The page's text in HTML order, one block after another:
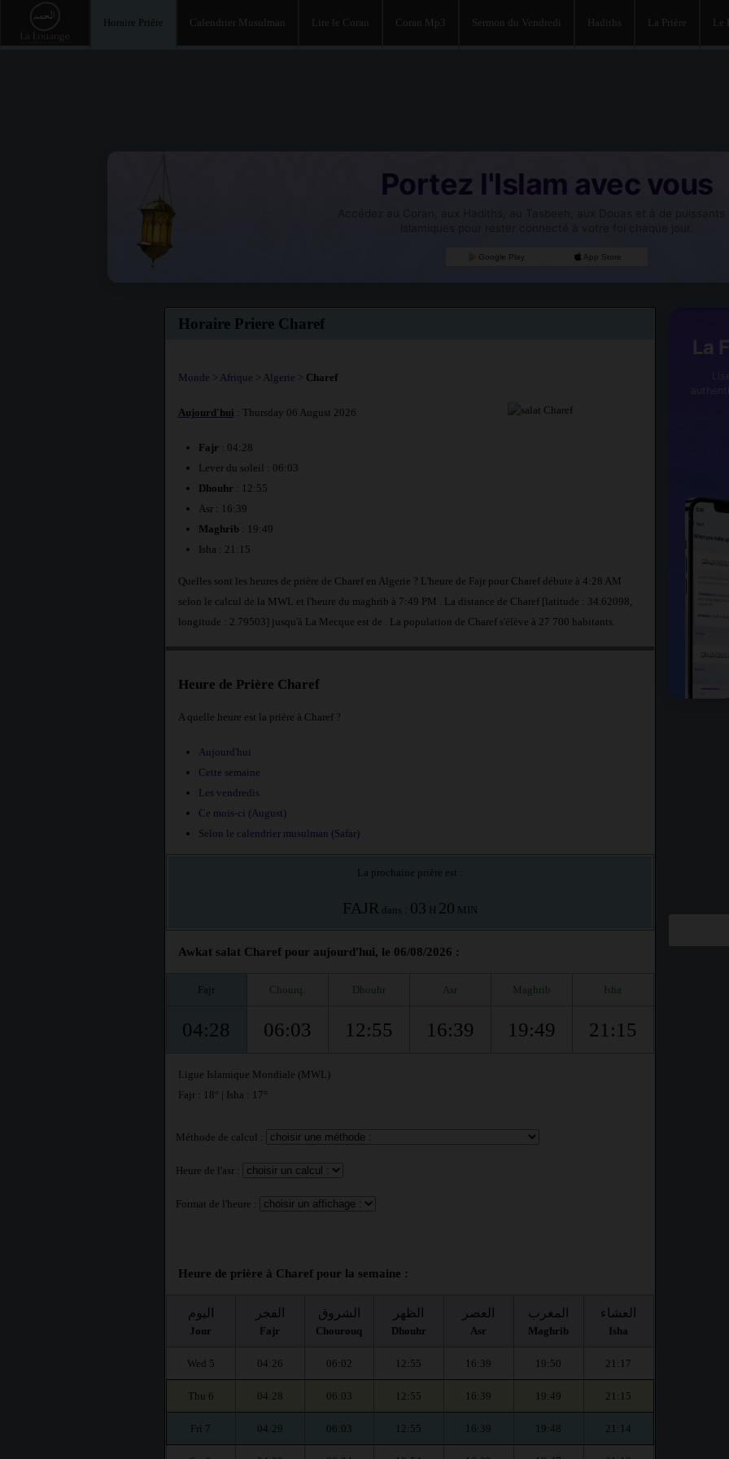
Horaire Prière Calendrier Musulman Lire le Coran Coran Mp3 Sermon du Vendredi Hadiths La Prière Le
Portez l'Islam avec vous
Accédez au Coran, aux Hadiths, au Tasbeeh, aux Douas et à de puissants
islamiques pour rester connecté à votre foi chaque jour.
Google Play App Store
Horaire Priere Charef
Monde > Afrique > Algerie > Charef
Aujourd'hui : Thursday 06 August 2026
Fajr : 04:28
Lever du soleil : 06:03
Dhouhr : 12:55
Asr : 16:39
Maghrib: 19:49
Isha : 21:15
Quelles sont les heures de prière de Charef en Algerie ? L'heure de Fajr pour Charef débute à 4:28 AM
selon le calcul de la MWL et l'heure du maghrib à 7:49 PM . La distance de Charef [latitude : 34.62098,
longitude : 2.79503] jusqu'à La Mecque est de
. La population de Charef s'élève à 27 700 habitants.
Heure de Prière Charef
A quelle heure est la prière à Charef ?
Aujourd'hui
Cette semaine
Les vendredis
Ce mois-ci (August)
Selon le calendrier musulman (Safar)
La prochaine prière est :
FAJR dans : 03 H 20 MIN
Awkat salat Charef pour aujourd'hui, le 06/08/2026 :
Fajr Chourq. Dhouhr Asr Maghrib Isha
04:28 06:03 12:55 16:39 19:49 21:15
Ligue Islamique Mondiale (MWL)
Fajr : 18° | Isha : 17°
Méthode de calcul :
Heure de l'asr :
Format de l'heure :
Heure de prière à Charef pour la semaine :
اليوم
Jour
الفجر
Fajr
الشروق
Chourouq
الظهر
Dhouhr
العصر
Asr
المغرب
Maghrib
العشاء
Isha
Wed 5 04:26 06:02 12:55 16:39 19:50 21:17
Thu 6 04:28 06:03 12:55 16:39 19:49 21:15
Fri 7 04:29 06:03 12:55 16:39 19:48 21:14
La